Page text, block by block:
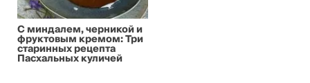
С миндалем, черникой и
фруктовым кремом: Три
старинных рецепта
Пасхальных куличей